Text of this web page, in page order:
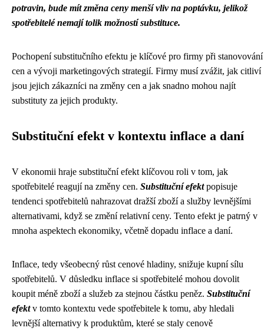
potravin, bude mít změna ceny menší vliv na poptávku, jelikož
spotřebitelé nemají tolik možností substituce.
Pochopení substitučního efektu je klíčové pro firmy při stanovování
cen a vývoji marketingových strategií. Firmy musí zvážit, jak citliví
jsou jejich zákazníci na změny cen a jak snadno mohou najít
substituty za jejich produkty.
Substituční efekt v kontextu inflace a daní
V ekonomii hraje substituční efekt klíčovou roli v tom, jak
spotřebitelé reagují na změny cen. Substituční efektpopisuje
tendenci spotřebitelů nahrazovat dražší zboží a služby levnějšími
alternativami, když se změní relativní ceny. Tento efekt je patrný v
mnoha aspektech ekonomiky, včetně dopadu inflace a daní.
Inflace, tedy všeobecný růst cenové hladiny, snižuje kupní sílu
spotřebitelů. V důsledku inflace si spotřebitelé mohou dovolit
koupit méně zboží a služeb za stejnou částku peněz. Substituční
efektv tomto kontextu vede spotřebitele k tomu, aby hledali
levnější alternativy k produktům, které se staly cenově